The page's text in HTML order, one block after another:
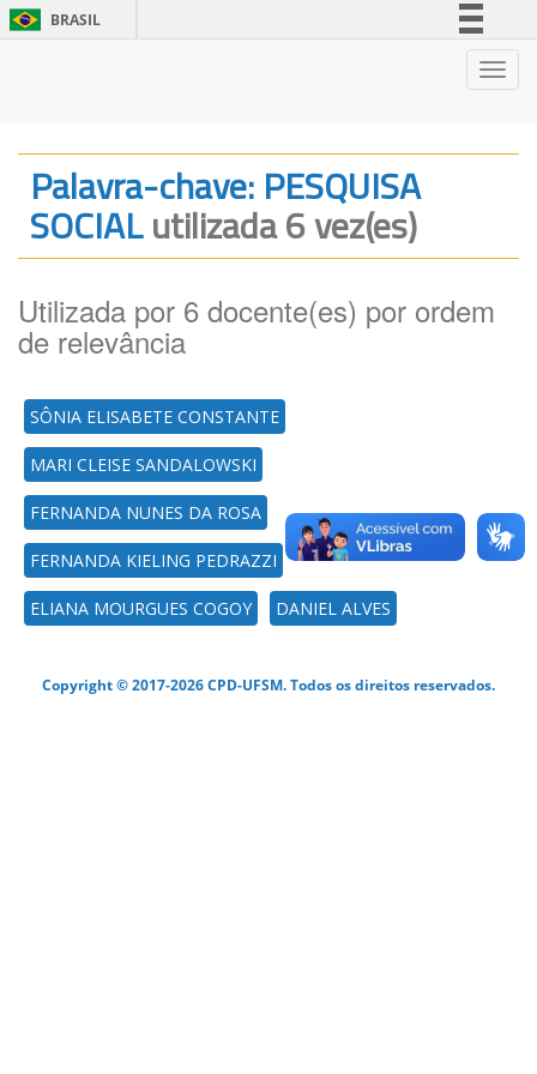
BRASIL
Legislação
Canais
Palavra-chave: PESQUISA
SOCIALutilizada 6 vez(es)
Utilizada por 6 docente(es) por ordem
de relevância
SÔNIA ELISABETE CONSTANTE
MARI CLEISE SANDALOWSKI
FERNANDA NUNES DA ROSA
FERNANDA KIELING PEDRAZZI
ELIANA MOURGUES COGOY DANIEL ALVES
Copyright © 2017-2026 CPD-UFSM. Todos os direitos reservados.